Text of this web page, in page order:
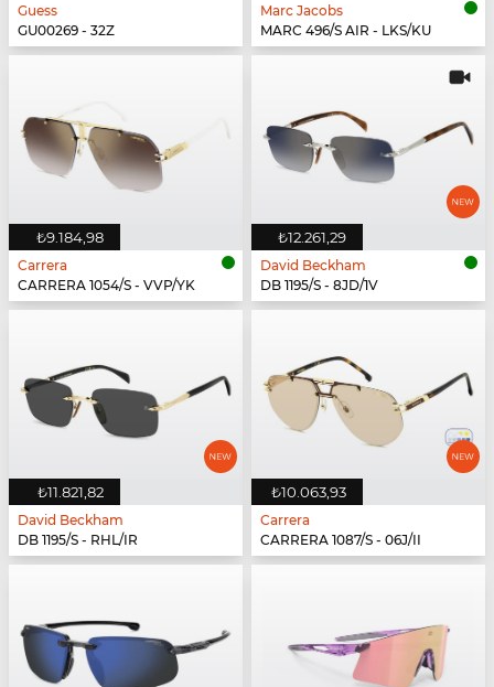
Guess
GU00269 - 32Z
Marc Jacobs
MARC 496/S AIR - LKS/KU
₺9.184,98
Carrera
CARRERA 1054/S - VVP/YK
₺12.261,29
David Beckham
DB 1195/S - 8JD/1V
₺11.821,82
David Beckham
DB 1195/S - RHL/IR
₺10.063,93
Carrera
CARRERA 1087/S - 06J/II